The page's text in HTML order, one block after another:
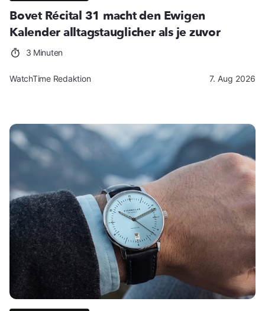
Bovet Récital 31 macht den Ewigen
Kalender alltagstauglicher als je zuvor
3 Minuten
WatchTime Redaktion 7. Aug 2026